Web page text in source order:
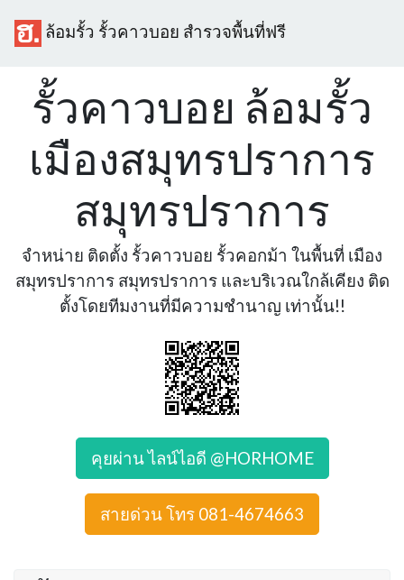
ล้อมรั้ว รั้วคาวบอย สำรวจพื้นที่ฟรี
รั้วคาวบอย ล้อมรั้ว
เมืองสมุทรปราการ
สมุทรปราการ
จำหน่าย ติดตั้ง รั้วคาวบอย รั้วคอกม้า ในพื้นที่ เมือง
สมุทรปราการ สมุทรปราการ และบริเวณใกล้เคียง ติด
ตั้งโดยทีมงานที่มีความชำนาญ เท่านั้น!!
คุยผ่าน ไลน์ไอดี @HORHOME
สายด่วน โทร 081-4674663